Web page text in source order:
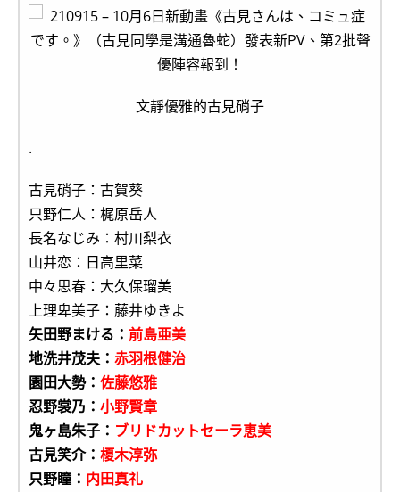
文靜優雅的古見硝子
.
古見硝子：古賀葵
只野仁人：梶原岳人
長名なじみ：村川梨衣
山井恋：日高里菜
中々思春：大久保瑠美
上理卑美子：藤井ゆきよ
矢田野まける： 前島亜美
地洗井茂夫： 赤羽根健治
園田大勢： 佐藤悠雅
忍野裳乃： 小野賢章
鬼ヶ島朱子： ブリドカットセーラ恵美
古見笑介： 榎木淳弥
只野瞳： 内田真礼